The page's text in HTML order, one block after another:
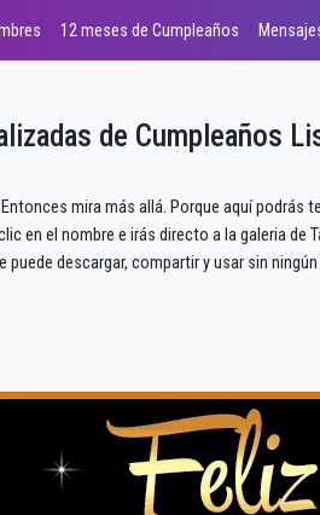
12 meses de Cumpleaños
de Cumpleaños
mira más allá. Porque aquí podrás
en el nombre e irás directo a la galeria de
descargar, compartir y usar sin